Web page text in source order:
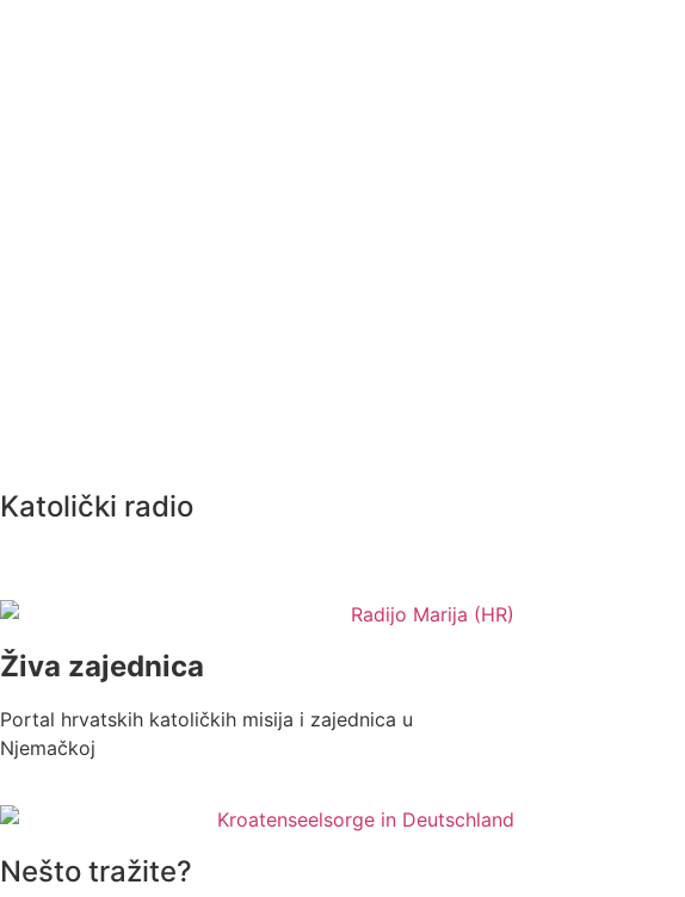
Katolički radio
Živa zajednica
Portal hrvatskih katoličkih misija i zajednica u
Njemačkoj
Nešto tražite?